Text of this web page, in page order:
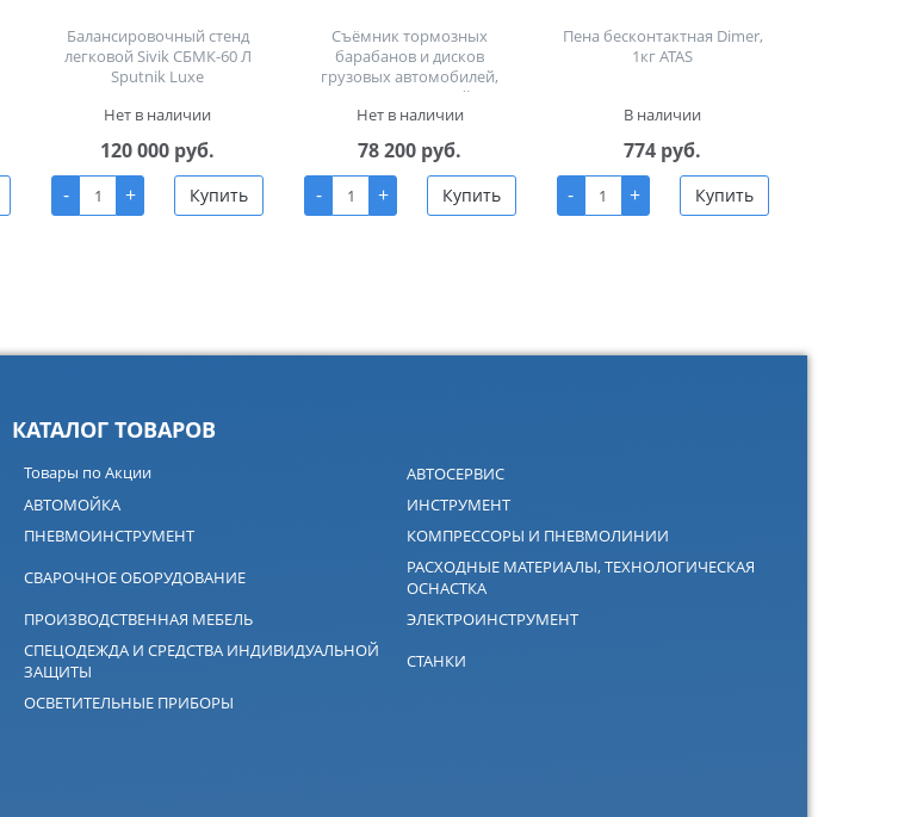
Балансировочный стенд
легковой Sivik СБМК-60 Л
Sputnik Luxe
Нет в наличии
120 000 руб.
-
+ Купить
Съёмник тормозных
барабанов и дисков
грузовых автомобилей,
гидравлический
Нет в наличии
78 200 руб.
-
+ Купить
Пена бесконтактная Dimer,
1кг ATAS
В наличии
774 руб.
-
+ Купить
КАТАЛОГ ТОВАРОВ
Товары по Акции
АВТОСЕРВИС
АВТОМОЙКА
ИНСТРУМЕНТ
ПНЕВМОИНСТРУМЕНТ
КОМПРЕССОРЫ И ПНЕВМОЛИНИИ
СВАРОЧНОЕ ОБОРУДОВАНИЕ
РАСХОДНЫЕ МАТЕРИАЛЫ, ТЕХНОЛОГИЧЕСКАЯ
ОСНАСТКА
ПРОИЗВОДСТВЕННАЯ МЕБЕЛЬ
ЭЛЕКТРОИНСТРУМЕНТ
СПЕЦОДЕЖДА И СРЕДСТВА ИНДИВИДУАЛЬНОЙ
ЗАЩИТЫ
СТАНКИ
ОСВЕТИТЕЛЬНЫЕ ПРИБОРЫ